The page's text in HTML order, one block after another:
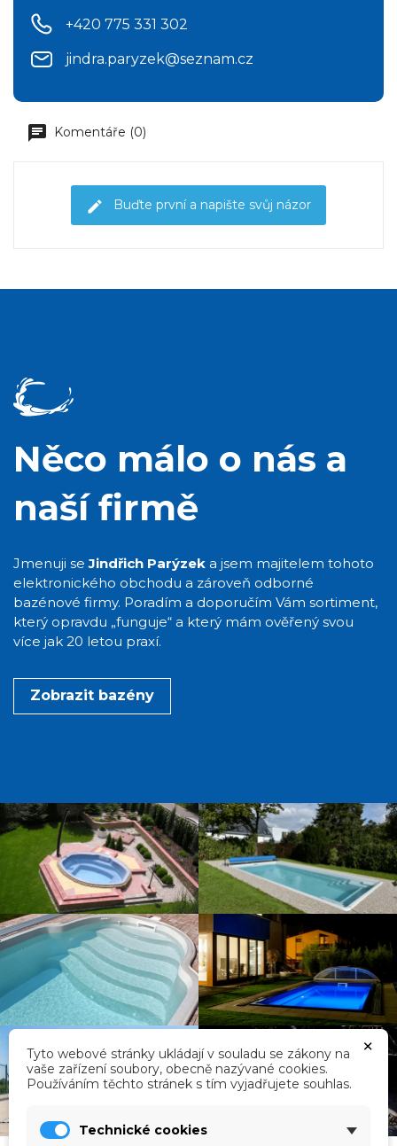
+420 775 331 302
jindra.paryzek@seznam.cz
Komentáře (0)
Buďte první a napište svůj názor
Něco málo o nás a
naší firmě
Jmenuji seJindřich Parýzek a jsem majitelem tohoto
elektronického obchodu a zároveň odborné
bazénové firmy. Poradím a doporučím Vám sortiment,
který opravdu „funguje“ a který mám ověřený svou
více jak 20 letou praxí.
Zobrazit bazény
×
Tyto webové stránky ukládají v souladu se zákony na
vaše zařízení soubory, obecně nazývané cookies.
Používáním těchto stránek s tím vyjadřujete souhlas.
Technické cookies